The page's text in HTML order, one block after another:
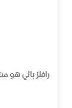
رافلز بالي هو